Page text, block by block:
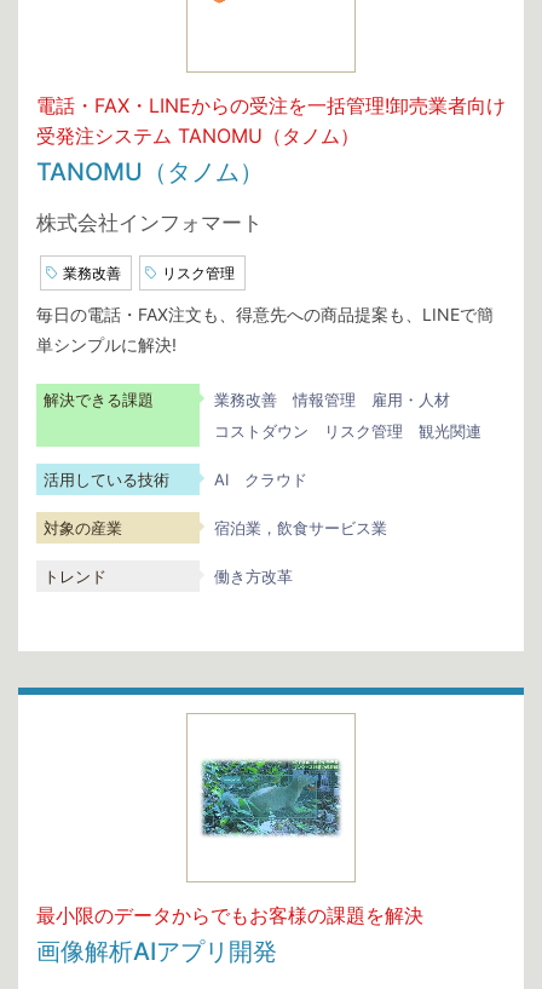
電話・FAX・LINEからの受注を一括管理!卸売業者向け
受発注システム TANOMU（タノム）
TANOMU（タノム）
株式会社インフォマート
業務改善 リスク管理
毎日の電話・FAX注文も、得意先への商品提案も、LINEで簡
単シンプルに解決!
解決できる課題 業務改善 情報管理
雇用・人材
コストダウン
リスク管理 観光関連
活用している技術 AI クラウド
対象の産業 宿泊業，飲食サービス業
トレンド 働き方改革
最小限のデータからでもお客様の課題を解決
画像解析AIアプリ開発